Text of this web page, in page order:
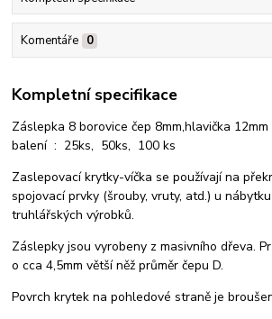
Komentáře 0
Kompletní specifikace
Záslepka 8 borovice čep 8mm,hlavička 12mm
balení : 25ks, 50ks, 100 ks
Zaslepovací krytky-víčka se používají na
spojovací prvky (šrouby, vruty, atd.) u
truhlářských výrobků.
Záslepky jsou vyrobeny z masivního dřeva.
o cca 4,5mm větší něž průměr čepu D.
Povrch krytek na pohledové straně je